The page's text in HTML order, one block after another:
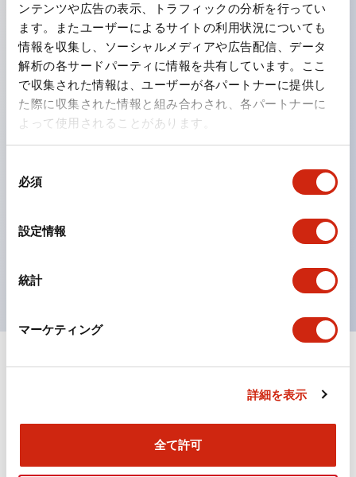
ンテンツや広告の表示、トラフィックの分析を行ってい
ます。またユーザーによるサイトの利用状況についても
情報を収集し、ソーシャルメディアや広告配信、データ
解析の各サードパーティに情報を共有しています。ここ
で収集された情報は、ユーザーが各パートナーに提供し
た際に収集された情報と組み合わされ、各パートナーに
よって使用されることがあります。
必須
設定情報
統計
マーケティング
詳細を表示
全て許可
パネルへの取付強度が要求される用途や北米向け機械な
どに適した亜鉛ダイカストタイプ
フィンガープロテクション構造、ねじアップ端子構造、
保護構造IP20に対応したHW-U形コンタクトブロック
を搭載。
高電圧タイプのLED球が搭載可能になり、ダイレクト
ました。
で色ごとに分かれていたLED球を、1色のLED球で各色
UL、CSA、TÜV、CCC認証品。